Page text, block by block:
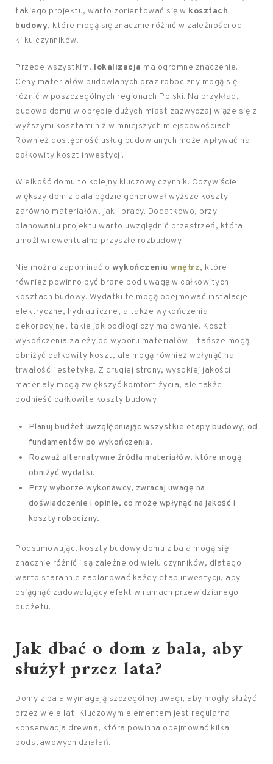
takiego projektu, warto zorientować się w kosztach
budowy, które mogą się znacznie różnić w zależności od
kilku czynników.
Przede wszystkim, lokalizacja ma ogromne znaczenie.
Ceny materiałów budowlanych oraz robocizny mogą się
różnić w poszczególnych regionach Polski. Na przykład,
budowa domu w obrębie dużych miast zazwyczaj wiąże się z
wyższymi kosztami niż w mniejszych miejscowościach.
Również dostępność usług budowlanych może wpływać na
całkowity koszt inwestycji.
Wielkość domu to kolejny kluczowy czynnik. Oczywiście
większy dom z bala będzie generował wyższe koszty
zarówno materiałów, jak i pracy. Dodatkowo, przy
planowaniu projektu warto uwzględnić przestrzeń, która
umożliwi ewentualne przyszłe rozbudowy.
Nie można zapominać o wykończeniu wnętrz, które
również powinno być brane pod uwagę w całkowitych
kosztach budowy. Wydatki te mogą obejmować instalacje
elektryczne, hydrauliczne, a także wykończenia
dekoracyjne, takie jak podłogi czy malowanie. Koszt
wykończenia zależy od wyboru materiałów – tańsze mogą
obniżyć całkowity koszt, ale mogą również wpłynąć na
trwałość i estetykę. Z drugiej strony, wysokiej jakości
materiały mogą zwiększyć komfort życia, ale także
podnieść całkowite koszty budowy.
Planuj budżet uwzględniając wszystkie etapy budowy, od
fundamentów po wykończenia.
Rozważ alternatywne źródła materiałów, które mogą
obniżyć wydatki.
Przy wyborze wykonawcy, zwracaj uwagę na
doświadczenie i opinie, co może wpłynąć na jakość i
koszty robocizny.
Podsumowując, koszty budowy domu z bala mogą się
znacznie różnić i są zależne od wielu czynników, dlatego
warto starannie zaplanować każdy etap inwestycji, aby
osiągnąć zadowalający efekt w ramach przewidzianego
budżetu.
Jak dbać o dom z bala, aby
służył przez lata?
Domy z bala wymagają szczególnej uwagi, aby mogły służyć
przez wiele lat. Kluczowym elementem jest regularna
konserwacja drewna, która powinna obejmować kilka
podstawowych działań.